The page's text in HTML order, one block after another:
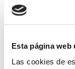
Esta página web
Las cookies de
¿Donar óvulos